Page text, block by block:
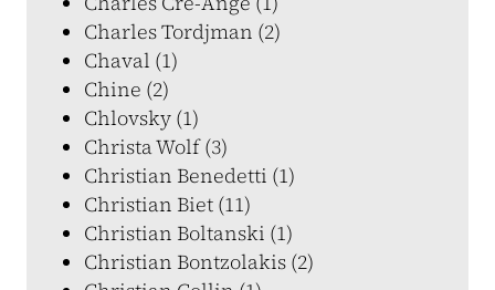
Charles Tordjman (2)
Chaval (1)
Chine (2)
Chlovsky (1)
Christa Wolf (3)
Christian Benedetti (1)
Christian Biet (11)
Christian Boltanski (1)
Christian Bontzolakis (2)